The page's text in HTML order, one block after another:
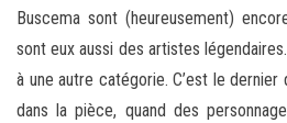
Buscema sont (heureusement)
sont eux aussi des artistes
à une autre catégorie. C’est le dernier
dans la pièce, quand des